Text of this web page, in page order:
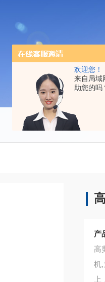
欢迎您！
来自局域
助您的吗
产
高
机